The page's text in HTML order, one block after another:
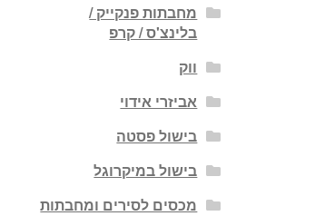
מחבתות פנקייק /
בלינצ'ס / קרפ
ווק
אביזרי אידוי
בישול פסטה
בישול במיקרוגל
מכסים לסירים ומחבתות